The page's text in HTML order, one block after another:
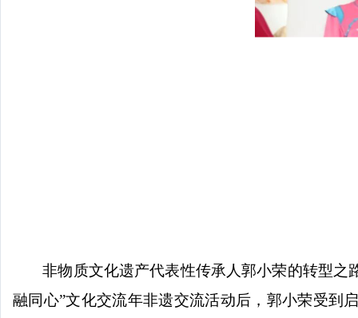
非物质文化遗产代表性传承人郭小荣的转型
融同心”文化交流年非遗交流活动后，郭小荣受到